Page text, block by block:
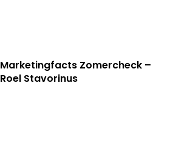
Marketingfacts Zomercheck –
Roel Stavorinus